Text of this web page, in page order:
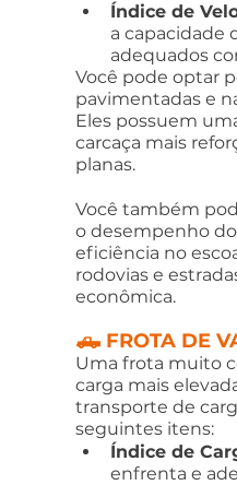
Índice de
a capacidade
adequados
Você pode optar
pavimentadas e
Eles possuem
carcaça mais
planas.
Você também
o desempenho
eficiência no
rodovias e
econômica.
🛻 FROTA DE
Uma frota muito
carga mais
transporte de
seguintes itens:
Índice de
enfrenta e